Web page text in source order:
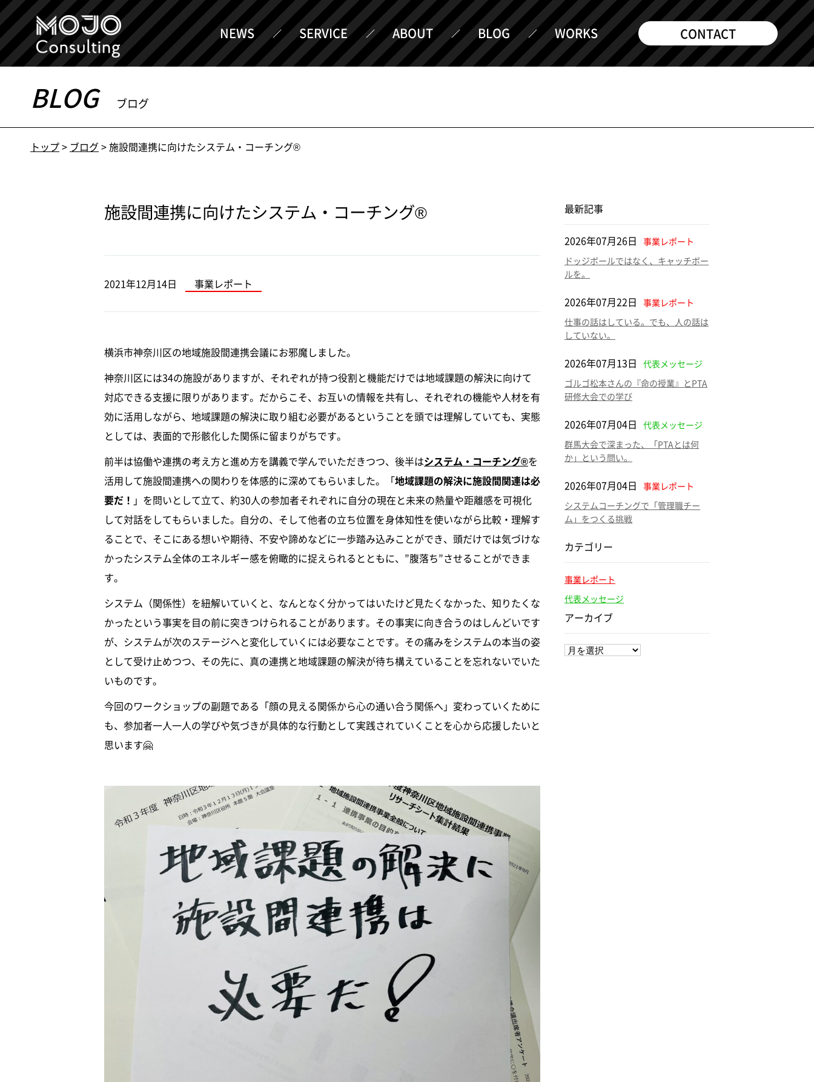
NEWS SERVICE ABOUT BLOG WORKS CONTACT
BLOG ブログ
トップ> ブログ>施設間連携に向けたシステム・コーチング®
施設間連携に向けたシステム・コーチング®
2021年12月14日 事業レポート
横浜市神奈川区の地域施設間連携会議にお邪魔しました。
神奈川区には34の施設がありますが、それぞれが持つ役割と機能だけでは地域課題の解決に向けて
対応できる支援に限りがあります。だからこそ、お互いの情報を共有し、それぞれの機能や人材を有
効に活用しながら、地域課題の解決に取り組む必要があるということを頭では理解していても、実態
としては、表面的で形骸化した関係に留まりがちです。
前半は協働や連携の考え方と進め方を講義で学んでいただきつつ、後半はシステム・コーチング®を
活用して施設間連携への関わりを体感的に深めてもらいました。「地域課題の解決に施設間関連は必
要だ！ 」を問いとして立て、約30人の参加者それぞれに自分の現在と未来の熱量や距離感を可視化
して対話をしてもらいました。自分の、そして他者の立ち位置を身体知性を使いながら比較・理解す
ることで、そこにある想いや期待、不安や諦めなどに一歩踏み込みことができ、頭だけでは気づけな
かったシステム全体のエネルギー感を俯瞰的に捉えられるとともに、”腹落ち”させることができま
す。
システム（関係性）を紐解いていくと、なんとなく分かってはいたけど見たくなかった、知りたくな
かったという事実を目の前に突きつけられることがあります。その事実に向き合うのはしんどいです
が、システムが次のステージへと変化していくには必要なことです。その痛みをシステムの本当の姿
として受け止めつつ、その先に、真の連携と地域課題の解決が待ち構えていることを忘れないでいた
いものです。
今回のワークショップの副題である「顔の見える関係から心の通い合う関係へ」変わっていくために
も、参加者一人一人の学びや気づきが具体的な行動として実践されていくことを心から応援したいと
思います🤗
最新記事
2026年07月26日 事業レポート
ドッジボールではなく、キャッチボー
ルを。
2026年07月22日 事業レポート
仕事の話はしている。でも、人の話は
していない。
2026年07月13日 代表メッセージ
ゴルゴ松本さんの『命の授業』とPTA
研修大会での学び
2026年07月04日 代表メッセージ
群馬大会で深まった、「PTAとは何
か」という問い。
2026年07月04日 事業レポート
システムコーチングで「管理職チー
ム」をつくる挑戦
カテゴリー
事業レポート
代表メッセージ
アーカイブ